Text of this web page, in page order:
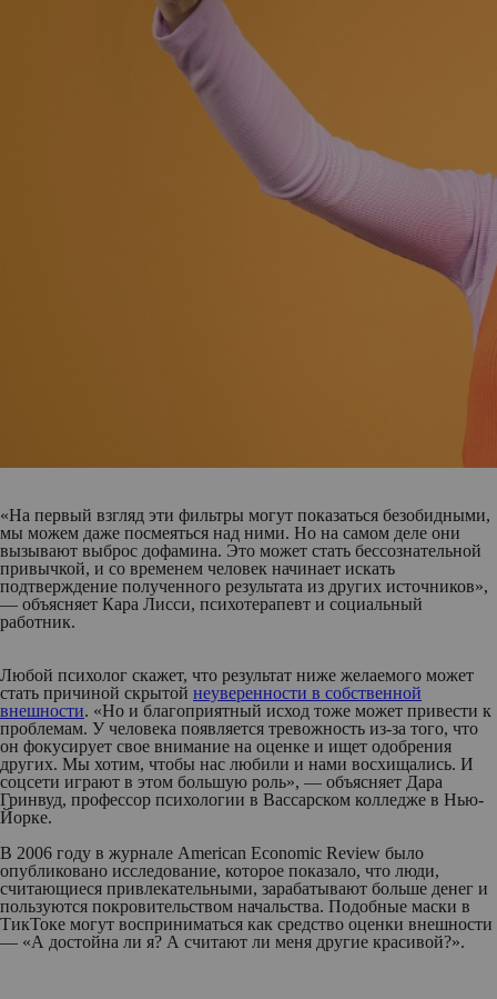
«На первый взгляд эти фильтры могут показаться безобидными,
мы можем даже посмеяться над ними. Но на самом деле они
вызывают выброс дофамина. Это может стать бессознательной
привычкой, и со временем человек начинает искать
подтверждение полученного результата из других источников»,
— объясняет Кара Лисси, психотерапевт и социальный
работник.
Любой психолог скажет, что результат ниже желаемого может
стать причиной скрытой неуверенности в собственной
внешности. «Но и благоприятный исход тоже может привести к
проблемам. У человека появляется тревожность из-за того, что
он фокусирует свое внимание на оценке и ищет одобрения
других. Мы хотим, чтобы нас любили и нами восхищались. И
соцсети играют в этом большую роль», — объясняет Дара
Гринвуд, профессор психологии в Вассарском колледже в Нью-
Йорке.
В 2006 году в журнале American Economic Review было
опубликовано исследование, которое показало, что люди,
считающиеся привлекательными, зарабатывают больше денег и
пользуются покровительством начальства. Подобные маски в
ТикТоке могут восприниматься как средство оценки внешности
— «А достойна ли я? А считают ли меня другие красивой?».